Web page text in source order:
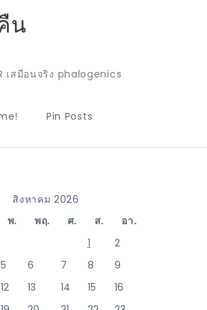
น
สมือนจริง phalogenics
Pin Posts
สิงหาคม 2026
พ. พฤ. ศ. ส.
อา.
1
2
5 6 7 8
9
12 13 14 15
16